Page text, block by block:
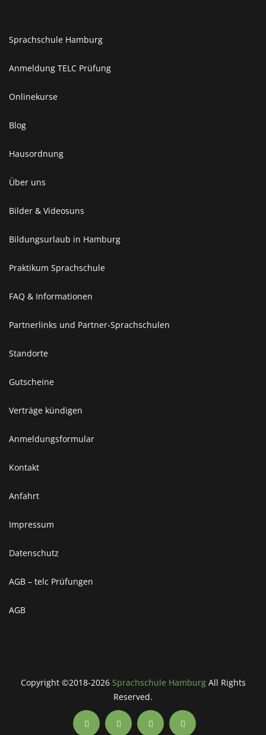
Sprachschule Hamburg
Anmeldung TELC Prüfung
Onlinekurse
Blog
Hausordnung
Über uns
Bilder & Videosuns
Bildungsurlaub in Hamburg
Praktikum Sprachschule
FAQ & Informationen
Partnerlinks und Partner-Sprachschulen
Standorte
Gutscheine
Verträge kündigen
Anmeldungsformular
Kontakt
Anfahrt
Impressum
Datenschutz
AGB – telc Prüfungen
AGB
Copyright ©2018-2026 Sprachschule HamburgAll Rights
Reserved.